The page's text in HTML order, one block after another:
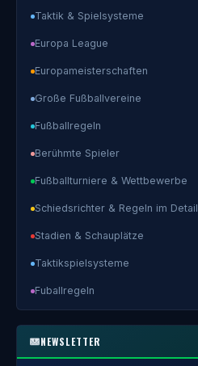
Taktik & Spielsysteme
Europa League
Europameisterschaften
Große Fußballvereine
Fußballregeln
Berühmte Spieler
Fußballturniere & Wettbewerbe
Schiedsrichter & Regeln im Detail
Stadien & Schauplätze
Taktikspielsysteme
Fuballregeln
NEWSLETTER